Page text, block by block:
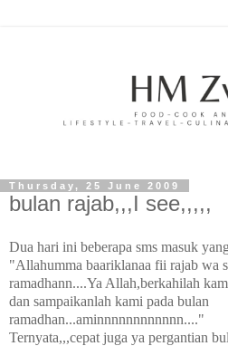
Thursday, 25 June 2009
bulan rajab,,,I see,,,,,
Dua hari ini beberapa sms masuk
"Allahumma baariklanaa fii rajab wa
ramadhann....Ya Allah,berkahilah
dan sampaikanlah kami pada bulan
ramadhan...aminnnnnnnnnnnn...."
Ternyata,,,cepat juga ya pergantian